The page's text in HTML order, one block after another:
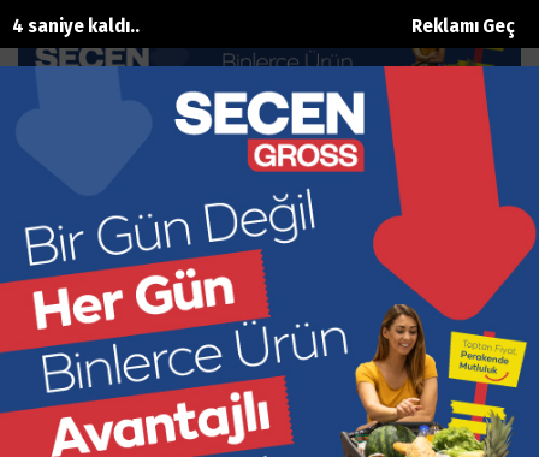
Reklamı Geç
3 saniye kaldı..
Yatırım ve İstihdam Durma Noktasına
Geldi
Ana Sayfa Siyaset